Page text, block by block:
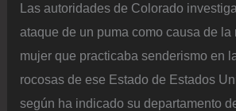
Las autoridades de Colorado
ataque de un puma como causa de la
mujer que practicaba senderismo en
rocosas de ese Estado de Estados
según ha indicado su departamento